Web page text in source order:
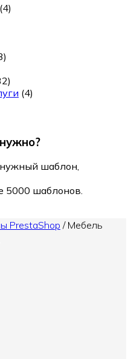
(4)
(4)
шаблон,
5000 шаблонов.
PrestaShop / Мебель